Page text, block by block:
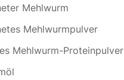
Mehlwurm
Mehlwurmpulver
Mehlwurm-Proteinpulver